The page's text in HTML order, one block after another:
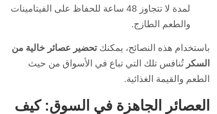
لمدة لا تتجاوز 48 ساعة للحفاظ على الفيتامينات
والطعم الطازج.
باستخدام هذه النصائح، يمكنكتحضير عصائر خالية من
السكر تُنافس تلك التي تباع في الأسواق من حيث
الطعم والقيمة الغذائية.
العصائر الجاهزة في السوق: كيف